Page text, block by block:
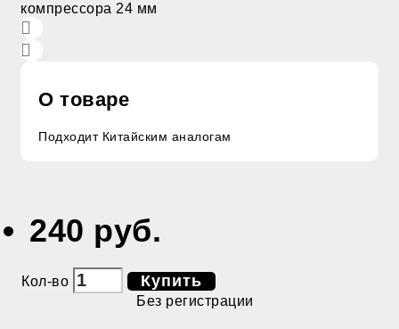
О товаре
Подходит Китайским аналогам
240 руб.
Кол-во Купить
Без регистрации